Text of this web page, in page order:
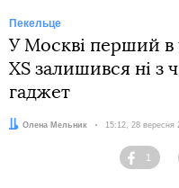
Пекельце
У Москві перший в
XS залишився ні з
гаджет
Автор:
Олена Мельник Дата:
15:12, 28 вересня
1